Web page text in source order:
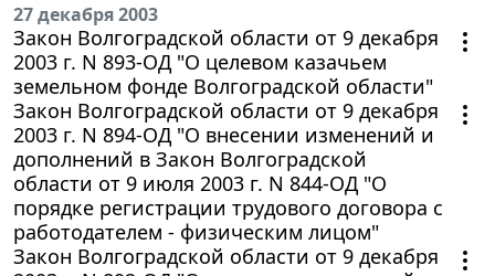
27 декабря 2003
Закон Волгоградской области от 9 декабря
2003 г. N 893-ОД "О целевом казачьем
земельном фонде Волгоградской области"
Закон Волгоградской области от 9 декабря
2003 г. N 894-ОД "О внесении изменений и
дополнений в Закон Волгоградской
области от 9 июля 2003 г. N 844-ОД "О
порядке регистрации трудового договора с
работодателем - физическим лицом"
Закон Волгоградской области от 9 декабря